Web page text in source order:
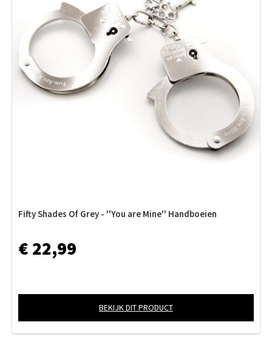
Fifty Shades Of Grey - ''You are Mine'' Handboeien
€ 22,99
BEKIJK DIT PRODUCT